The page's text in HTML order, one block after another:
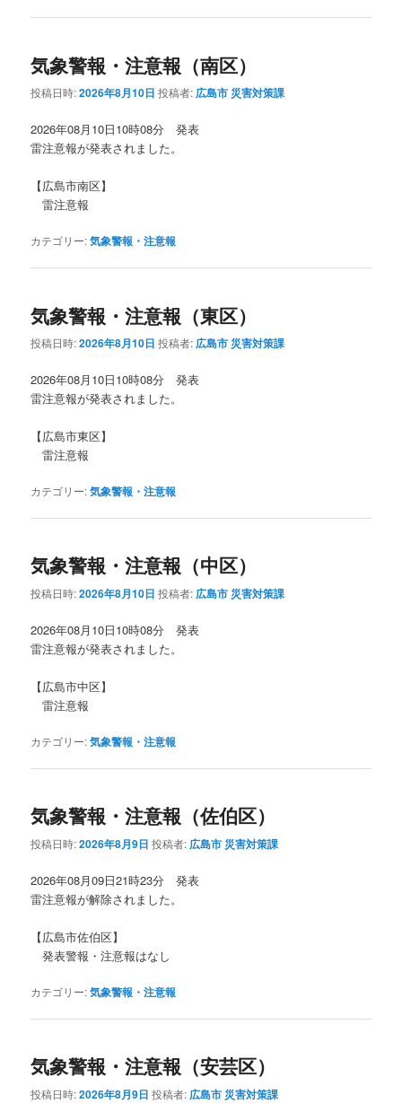
気象警報・注意報（南区）
投稿日時:2026年8月10日 投稿者: 広島市 災害対策課
2026年08月10日10時08分 発表
雷注意報が発表されました。
【広島市南区】
雷注意報
カテゴリー:気象警報・注意報
気象警報・注意報（東区）
投稿日時:2026年8月10日 投稿者: 広島市 災害対策課
2026年08月10日10時08分 発表
雷注意報が発表されました。
【広島市東区】
雷注意報
カテゴリー:気象警報・注意報
気象警報・注意報（中区）
投稿日時:2026年8月10日 投稿者: 広島市 災害対策課
2026年08月10日10時08分 発表
雷注意報が発表されました。
【広島市中区】
雷注意報
カテゴリー:気象警報・注意報
気象警報・注意報（佐伯区）
投稿日時:2026年8月9日 投稿者: 広島市 災害対策課
2026年08月09日21時23分 発表
雷注意報が解除されました。
【広島市佐伯区】
発表警報・注意報はなし
カテゴリー:気象警報・注意報
気象警報・注意報（安芸区）
投稿日時:2026年8月9日 投稿者: 広島市 災害対策課